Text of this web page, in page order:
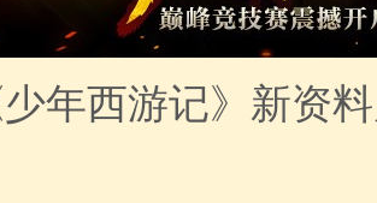
少年西游记》新资